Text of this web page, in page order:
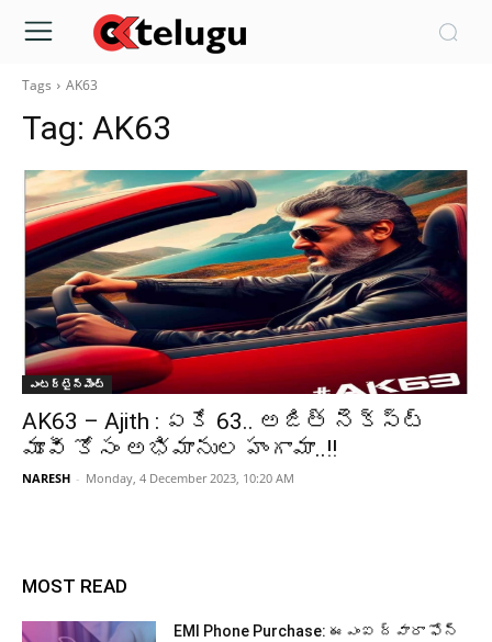
Tags AK63
Tag: AK63
ఎంటర్టైన్మెంట్
AK63 – Ajith : ఏకే 63.. అజిత్ నెక్స్ట్
మూవీ కోసం అభిమానుల హంగామా..!!
NARESH - Monday, 4 December 2023, 10:20 AM
MOST READ
EMI Phone Purchase: ఈఎంఐ ద్వారా ఫోన్